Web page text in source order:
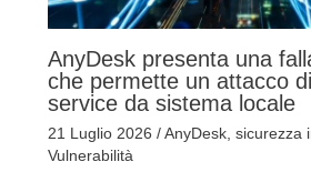
AnyDesk presenta una
che permette un attacco
service da sistema locale
21 Luglio 2026 /AnyDesk, sicurezza
Vulnerabilità